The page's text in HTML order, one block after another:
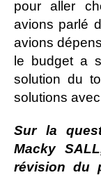
pour aller
avions parlé
avions
le budget a
solution du
solutions
Sur la
Macky
révision du